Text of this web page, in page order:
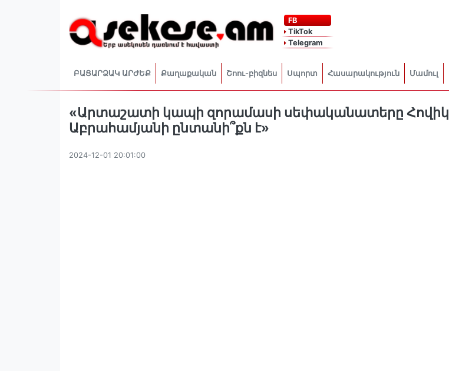
FB
TikTok
Telegram
ԲԱՑԱՐՁԱԿ ԱՐԺԵՔ Քաղաքական Շոու-բիզնես Սպորտ Հասարակություն Մամուլ
«Արտաշատի կապի զորամասի սեփականատերը Հովիկ
Աբրահամյանի ընտանի՞քն է»
2024-12-01 20:01:00